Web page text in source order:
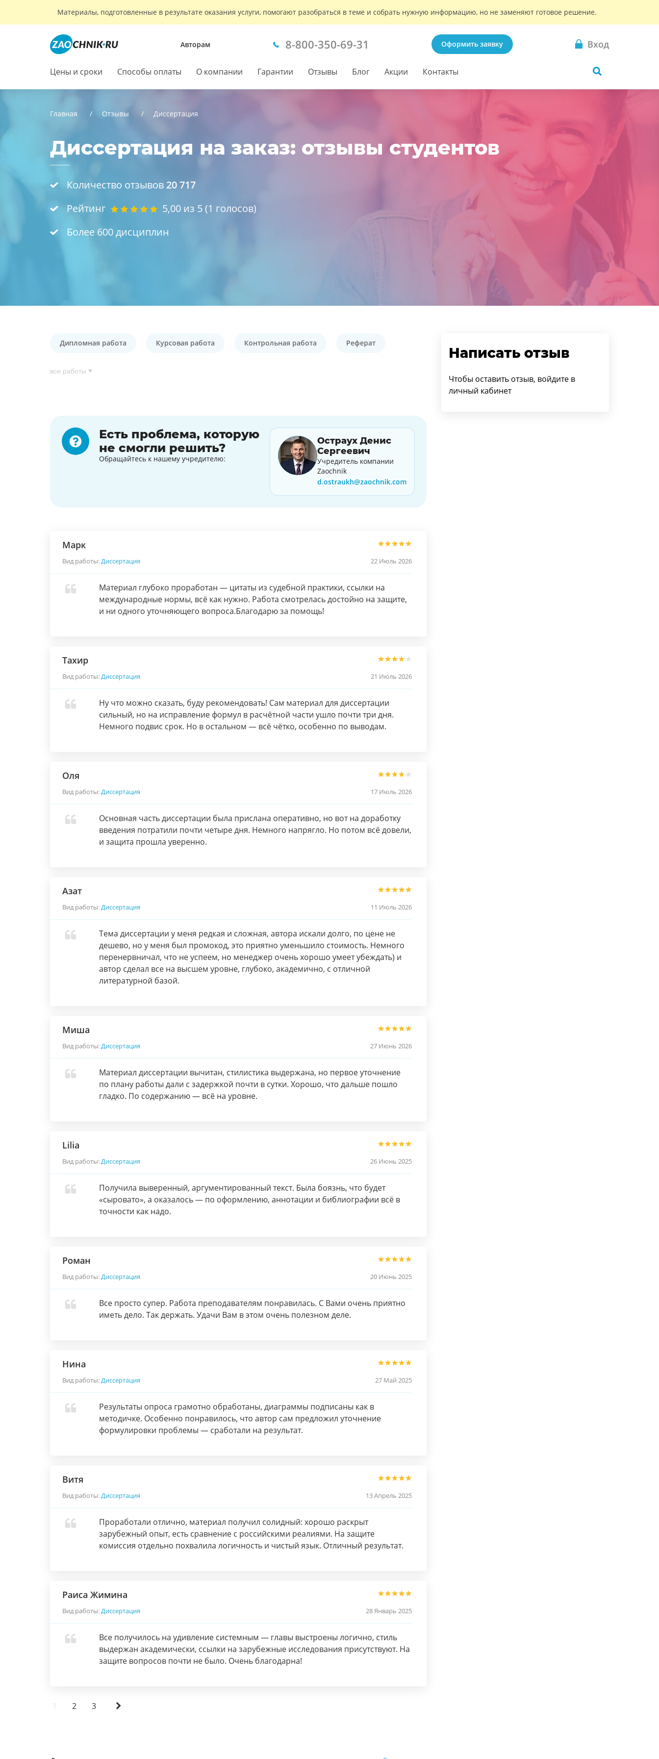
Материалы, подготовленные в результате оказания услуги, помогают разобраться в теме и собрать нужную информацию, но не заменяют готовое решение.
Авторам 8-800-350-69-31 Оформить заявку Вход
Цены и сроки Способы оплаты О компании Гарантии Отзывы Блог Акции Контакты
Главная Отзывы Диссертация
Диссертация на заказ: отзывы студентов
Количество отзывов 20 717
Рейтинг
5,00 из 5 (1 голосов)
Более 600 дисциплин
Дипломная работа Курсовая работа Контрольная работа Реферат
все работы
Есть проблема, которую
не смогли решить?
Обращайтесь к нашему учредителю:
Остраух Денис
Сергеевич
Учредитель компании
Zaochnik
d.ostraukh@zaochnik.com
Марк
Вид работы:Диссертация 22 Июль 2026
Материал глубоко проработан — цитаты из судебной практики, ссылки на
международные нормы, всё как нужно. Работа смотрелась достойно на защите,
и ни одного уточняющего вопроса.Благодарю за помощь!
Тахир
Вид работы:Диссертация 21 Июль 2026
Ну что можно сказать, буду рекомендовать! Сам материал для диссертации
сильный, но на исправление формул в расчётной части ушло почти три дня.
Немного подвис срок. Но в остальном — всё чётко, особенно по выводам.
Оля
Вид работы:Диссертация 17 Июль 2026
Основная часть диссертации была прислана оперативно, но вот на доработку
введения потратили почти четыре дня. Немного напрягло. Но потом всё довели,
и защита прошла уверенно.
Азат
Вид работы:Диссертация 11 Июль 2026
Тема диссертации у меня редкая и сложная, автора искали долго, по цене не
дешево, но у меня был промокод, это приятно уменьшило стоимость. Немного
перенервничал, что не успеем, но менеджер очень хорошо умеет убеждать) и
автор сделал все на высшем уровне, глубоко, академично, с отличной
литературной базой.
Миша
Вид работы:Диссертация 27 Июнь 2026
Материал диссертации вычитан, стилистика выдержана, но первое уточнение
по плану работы дали с задержкой почти в сутки. Хорошо, что дальше пошло
гладко. По содержанию — всё на уровне.
Lilia
Вид работы:Диссертация 26 Июнь 2025
Получила выверенный, аргументированный текст. Была боязнь, что будет
«сыровато», а оказалось — по оформлению, аннотации и библиографии всё в
точности как надо.
Роман
Вид работы:Диссертация 20 Июнь 2025
Все просто супер. Работа преподавателям понравилась. С Вами очень приятно
иметь дело. Так держать. Удачи Вам в этом очень полезном деле.
Нина
Вид работы:Диссертация 27 Май 2025
Результаты опроса грамотно обработаны, диаграммы подписаны как в
методичке. Особенно понравилось, что автор сам предложил уточнение
формулировки проблемы — сработали на результат.
Витя
Вид работы:Диссертация 13 Апрель 2025
Проработали отлично, материал получил солидный: хорошо раскрыт
зарубежный опыт, есть сравнение с российскими реалиями. На защите
комиссия отдельно похвалила логичность и чистый язык. Отличный результат.
Раиса Жимина
Вид работы:Диссертация 28 Январь 2025
Все получилось на удивление системным — главы выстроены логично, стиль
выдержан академически, ссылки на зарубежные исследования присутствуют. На
защите вопросов почти не было. Очень благодарна!
1 2 3
Написать отзыв
Чтобы оставить отзыв, войдите в
личный кабинет